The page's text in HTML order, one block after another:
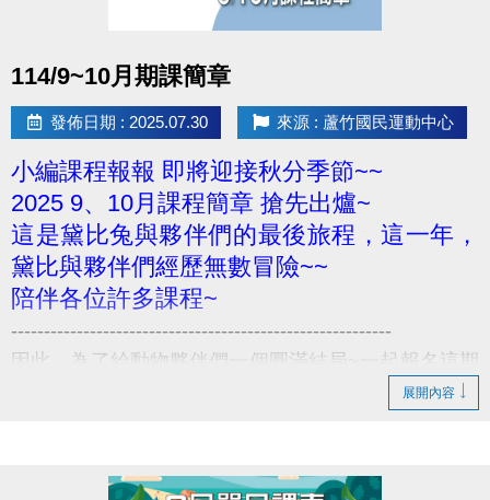
114/9~10月期課簡章
發佈日期 : 2025.07.30 來源 : 蘆竹國民運動中心
小編課程報報 即將迎接秋分季節~~
2025 9、10月課程簡章 搶先出爐~
這是黛比兔與夥伴們的最後旅程，這一年，
黛比與夥伴們經歷無數冒險~~
陪伴各位許多課程~
----------------------------------------------------------
因此，為了給動物夥伴們一個圓滿結局~一起報名這期
無折扣) 臨櫃享95折~
展開內容